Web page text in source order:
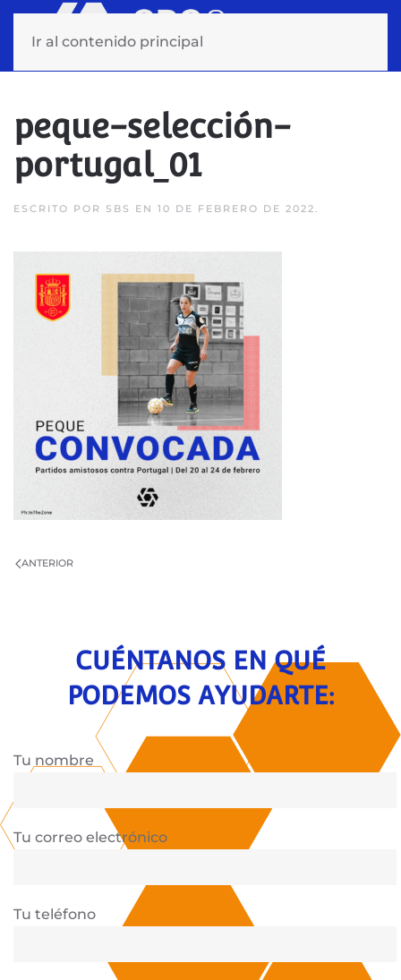
Ir al contenido principal
peque-selección-
portugal_01
ESCRITO POR SBS EN 10 DE FEBRERO DE 2022.
ANTERIOR
CUÉNTANOS EN QUÉ
PODEMOS AYUDARTE:
Tu nombre
Tu correo electrónico
Tu teléfono